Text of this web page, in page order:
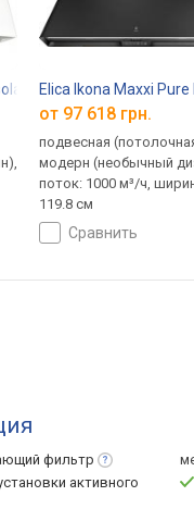
Elica Ikona Maxxi
от 97 618 грн.
подвесная
модерн (необычный
поток: 1000 м³/ч,
119.8 см
сравнить
фильтр
активного